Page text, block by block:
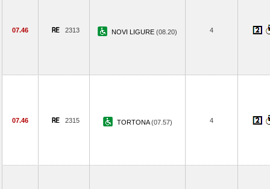
07.46 2313 NOVI LIGURE (08.20) 4
07.46 2315 TORTONA(07.57) 4